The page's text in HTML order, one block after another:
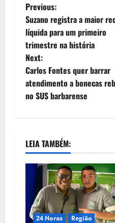
Previous:
Suzano registra a maior
líquida para um primeiro
trimestre na história
Next:
Carlos Fontes quer barrar
atendimento a bonecas
no SUS barbarense
LEIA TAMBÉM:
24 Horas Região